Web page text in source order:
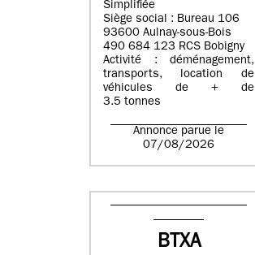
Simplifiée
Siège social : Bureau 106
93600 Aulnay-sous-Bois
490 684 123 RCS Bobigny
Activité : déménagement,
transports, location de
véhicules de + de
3.5 tonnes
Annonce parue le
07/08/2026
BTXA